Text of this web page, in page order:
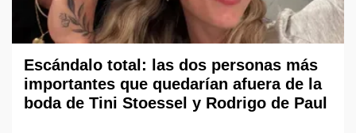
Escándalo total: las dos personas más
importantes que quedarían afuera de la
boda de Tini Stoessel y Rodrigo de Paul